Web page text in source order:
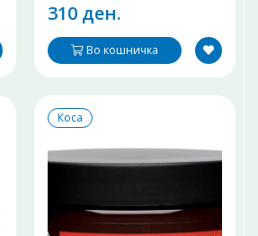
310 ден.
Во кошничка
Коса